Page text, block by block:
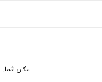
مکان شما: